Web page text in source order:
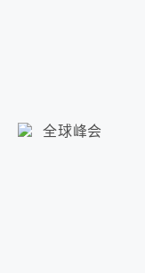
全球峰会